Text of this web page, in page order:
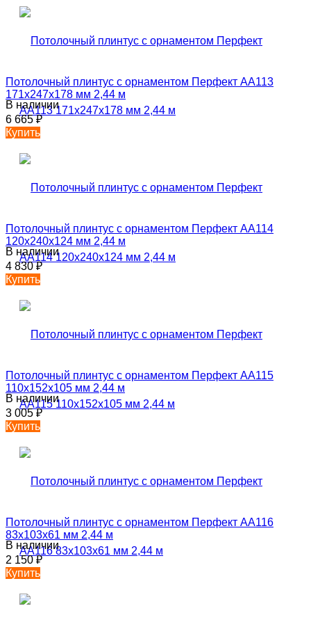
Потолочный плинтус с орнаментом Перфект AA113
171х247х178 мм 2,44 м
В наличии
6 665₽
Купить
Потолочный плинтус с орнаментом Перфект AA114
120х240х124 мм 2,44 м
В наличии
4 830₽
Купить
Потолочный плинтус с орнаментом Перфект AA115
110х152х105 мм 2,44 м
В наличии
3 005₽
Купить
Потолочный плинтус с орнаментом Перфект AA116
83х103х61 мм 2,44 м
В наличии
2 150₽
Купить